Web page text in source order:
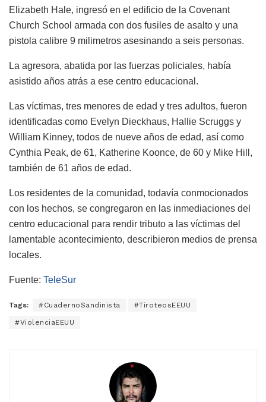
Elizabeth Hale, ingresó en el edificio de la Covenant
Church School armada con dos fusiles de asalto y una
pistola calibre 9 milimetros asesinando a seis personas.
La agresora, abatida por las fuerzas policiales, había
asistido años atrás a ese centro educacional.
Las víctimas, tres menores de edad y tres adultos, fueron
identificadas como Evelyn Dieckhaus, Hallie Scruggs y
William Kinney, todos de nueve años de edad, así como
Cynthia Peak, de 61, Katherine Koonce, de 60 y Mike Hill,
también de 61 años de edad.
Los residentes de la comunidad, todavía conmocionados
con los hechos, se congregaron en las inmediaciones del
centro educacional para rendir tributo a las víctimas del
lamentable acontecimiento, describieron medios de prensa
locales.
Fuente: TeleSur
Tags: #CuadernoSandinista #TiroteosEEUU
#ViolenciaEEUU